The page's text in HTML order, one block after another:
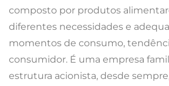
composto por produtos
diferentes necessidades e
momentos de consumo,
consumidor. É uma empresa
estrutura acionista, desde